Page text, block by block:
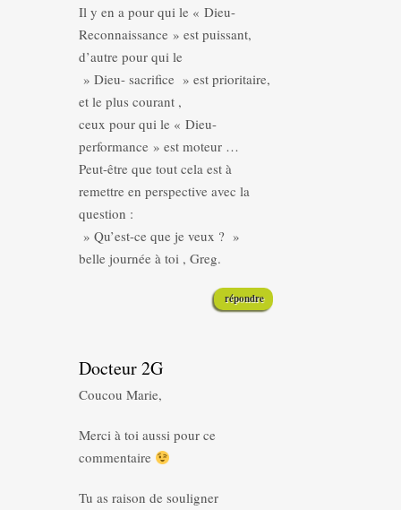
Il y en a pour qui le « Dieu-
Reconnaissance » est puissant,
d’autre pour qui le
» Dieu- sacrifice » est prioritaire,
et le plus courant ,
ceux pour qui le « Dieu-
performance » est moteur …
Peut-être que tout cela est à
remettre en perspective avec la
question :
» Qu’est-ce que je veux ? »
belle journée à toi , Greg.
répondre
Docteur 2G
Coucou Marie,
Merci à toi aussi pour ce
commentaire
Tu as raison de souligner